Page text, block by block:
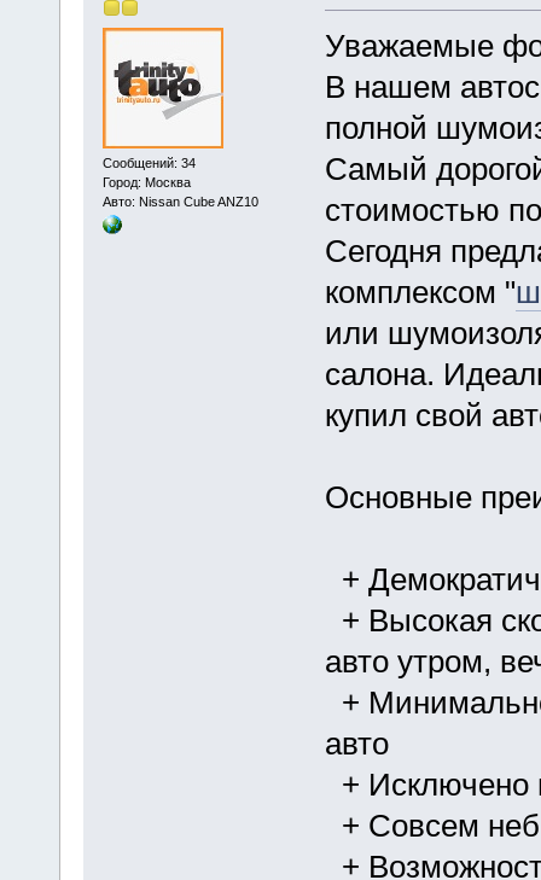
Сообщений: 34
Город: Москва
Авто: Nissan Cube ANZ10
Уважаемые
В нашем
полной
Самый
стоимостью
Сегодня
комплексом "
или
салона.
купил свой
Основные
+
+ Высокая
авто утром,
+
авто
+ Исключено
+ Совсем
+